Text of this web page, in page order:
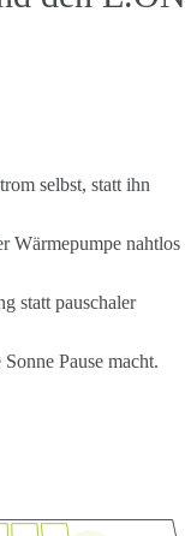
selbst, statt ihn
Wärmepumpe nahtlos
statt pauschaler
Pause macht.